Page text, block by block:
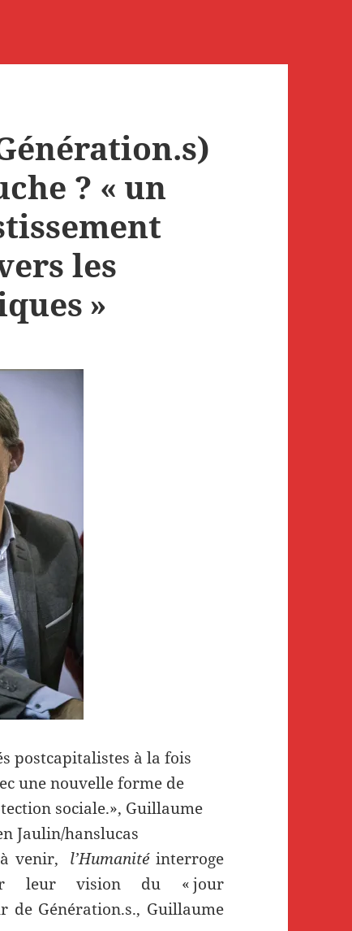
? « un
les
»
postcapitalistes à la fois
une nouvelle forme de
sociale.», Guillaume
Jaulin/hanslucas
venir, l’Humanité interroge
leur vision du « jour
de Génération.s., Guillaume